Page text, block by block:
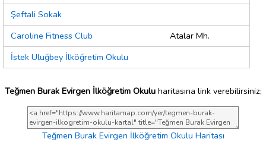
Şeftali Sokak
Caroline Fitness Club
Atalar Mh.
İstek Uluğbey İlköğretim Okulu
Teğmen Burak Evirgen İlköğretim Okuluharitasına link verebilirsiniz;
Teğmen Burak Evirgen İlköğretim Okulu Haritası